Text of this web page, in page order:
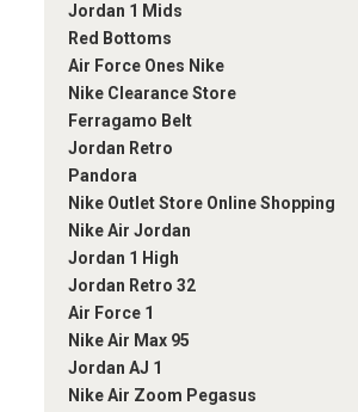
Jordan 1 Mids
Red Bottoms
Air Force Ones Nike
Nike Clearance Store
Ferragamo Belt
Jordan Retro
Pandora
Nike Outlet Store Online Shopping
Nike Air Jordan
Jordan 1 High
Jordan Retro 32
Air Force 1
Nike Air Max 95
Jordan AJ 1
Nike Air Zoom Pegasus